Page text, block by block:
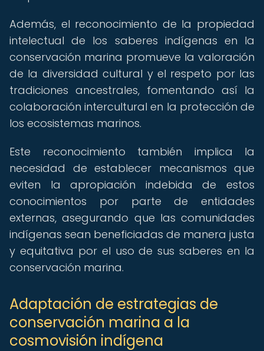
Además, el reconocimiento de la propiedad
intelectual de los saberes indígenas en la
conservación marina promueve la valoración
de la diversidad cultural y el respeto por las
tradiciones ancestrales, fomentando así la
colaboración intercultural en la protección de
los ecosistemas marinos.
Este reconocimiento también implica la
necesidad de establecer mecanismos que
eviten la apropiación indebida de estos
conocimientos por parte de entidades
externas, asegurando que las comunidades
indígenas sean beneficiadas de manera justa
y equitativa por el uso de sus saberes en la
conservación marina.
Adaptación de estrategias de
conservación marina a la
cosmovisión indígena